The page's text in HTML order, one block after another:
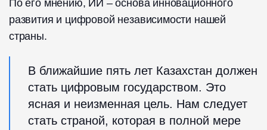
По его мнению, ИИ – основа инновационного
развития и цифровой независимости нашей
страны.
В ближайшие пять лет Казахстан должен
стать цифровым государством. Это
ясная и неизменная цель. Нам следует
стать страной, которая в полной мере